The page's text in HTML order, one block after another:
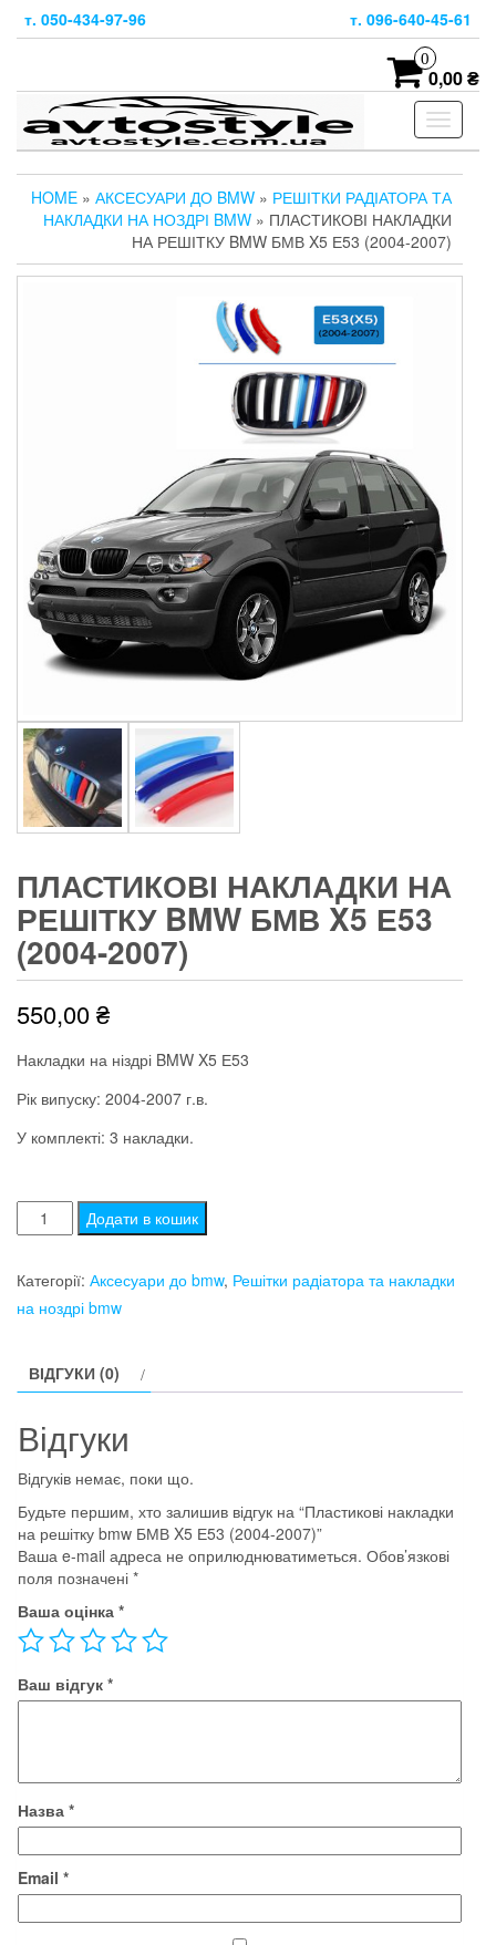
т. 050-434-97-96 т. 096-640-45-61
0
0,00 ₴
Toggle
HOME » АКСЕСУАРИ ДО BMW » РЕШІТКИ РАДІАТОРА ТА
НАКЛАДКИ НА НОЗДРІ BMW » ПЛАСТИКОВІ НАКЛАДКИ
НА РЕШІТКУ BMW БМВ X5 Е53 (2004-2007)
ПЛАСТИКОВІ НАКЛАДКИ НА
РЕШІТКУ BMW БМВ X5 Е53
(2004-2007)
550,00₴
Накладки на ніздрі BMW X5 Е53
Рік випуску: 2004-2007 г.в.
У комплекті: 3 накладки.
Пластикові
накладки
решітку
X5
(2004-
2007)
кількість
Додати в кошик
Категорії: Аксесуари до bmw, Решітки радіатора та накладки
на ноздрі bmw
ВІДГУКИ (0)
Відгуки
Відгуків немає, поки що.
Будьте першим, хто залишив відгук на “Пластикові накладки
на решітку bmw БМВ X5 Е53 (2004-2007)”
Ваша e-mail адреса не оприлюднюватиметься. Обов’язкові
поля позначені *
Ваша оцінка *
Ваш відгук *
Назва *
Email *